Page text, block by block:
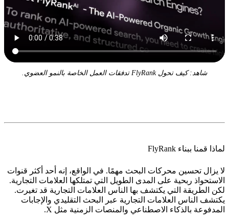
شاهد: كيف تحول FlyRank تدفقات العمل الخاصة بالنمو العضوي.
لماذا قمنا ببناء FlyRank
لا يزال تحسين محركات البحث مهمًا. في الواقع، إنه أحد أكثر قنوات
الاستحواذ ربحية على المدى الطويل التي تمتلكها العلامات التجارية.
لكن الطريقة التي يكتشف بها الناس العلامات التجارية قد تغيرت.
يكتشف الناس العلامات التجارية عبر البحث التقليدي والإجابات
المدفوعة بالذكاء الاصطناعي والمنصات الزمنية مثل X.